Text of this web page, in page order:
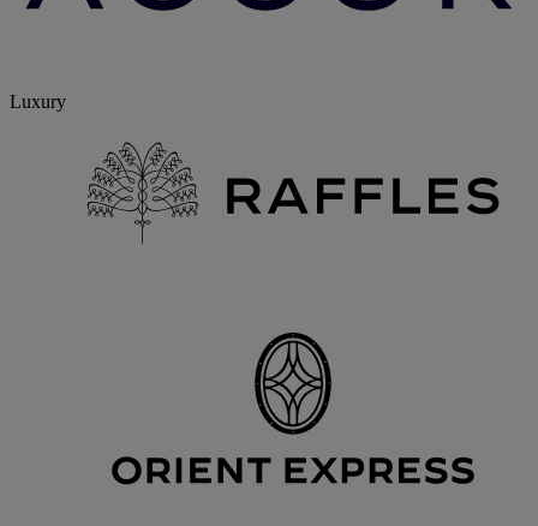
Luxury